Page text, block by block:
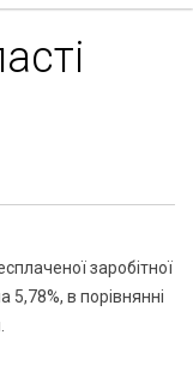
заробітної
5,78%, в порівнянні